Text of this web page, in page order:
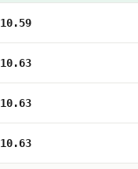
10.59
10.63
10.63
10.63